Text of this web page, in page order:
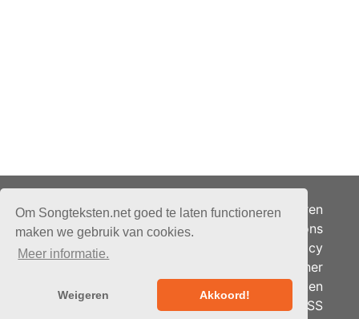
Om Songteksten.net goed te laten functioneren
maken we gebruik van cookies.
Meer informatie.
Weigeren Akkoord!
Alle rechten voorbehouden.
bandhosting.nl
Adverteren
Over ons
Je privacy
Partner
Berichten
RSS